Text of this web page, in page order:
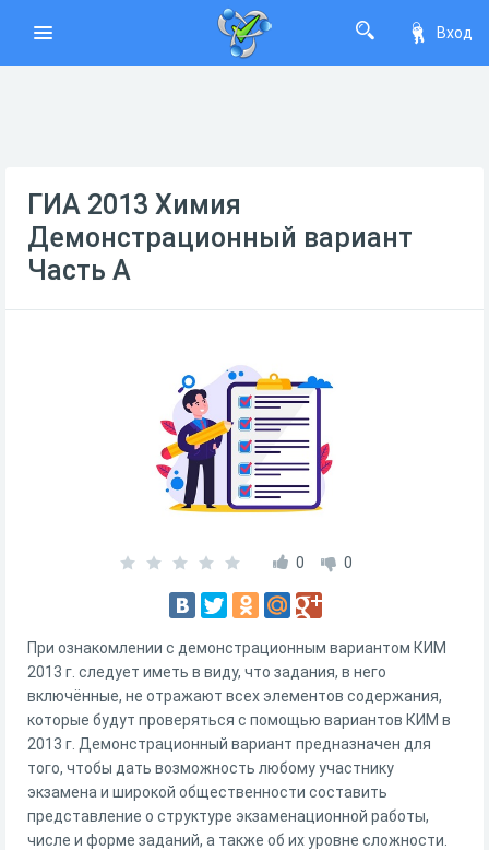
Вход
ГИА 2013 Химия
Демонстрационный вариант
Часть А
0 0
При ознакомлении с демонстрационным вариантом КИМ
2013 г. следует иметь в виду, что задания, в него
включённые, не отражают всех элементов содержания,
которые будут проверяться с помощью вариантов КИМ в
2013 г. Демонстрационный вариант предназначен для
того, чтобы дать возможность любому участнику
экзамена и широкой общественности составить
представление о структуре экзаменационной работы,
числе и форме заданий, а также об их уровне сложности.